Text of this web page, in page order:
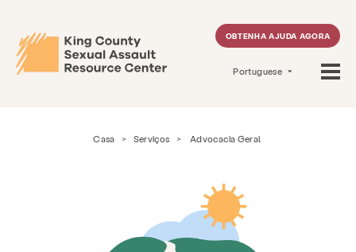
OBTENHA AJUDA AGORA
Portuguese
Casa > Serviços > Advocacia Geral